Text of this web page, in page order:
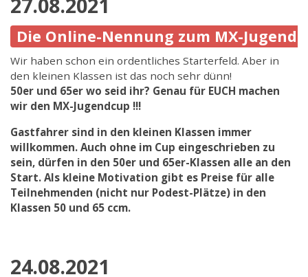
Die Online-Nennung zum MX-
Wir haben schon ein ordentliches Starterfeld. Aber in
den kleinen Klassen ist das noch sehr dünn!
50er und 65er wo seid ihr? Genau für EUCH machen
wir den MX-Jugendcup !!!
Gastfahrer sind in den kleinen Klassen immer
willkommen. Auch ohne im Cup eingeschrieben zu
sein, dürfen in den 50er und 65er-Klassen alle an den
Start. Als kleine Motivation gibt es Preise für alle
Teilnehmenden (nicht nur Podest-Plätze) in den
Klassen 50 und 65 ccm.
24.08.2021